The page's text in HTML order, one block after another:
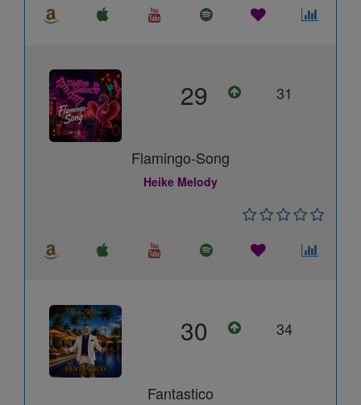
29 31
Flamingo-Song
Heike Melody
30 34
Fantastico